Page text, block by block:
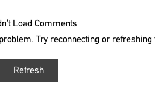
ΑΔΕΔΥ: ΣΤΑΣΗ ΕΡΓΑΣΙΑΣ ΤΡΙΤΗ 14/7 ΑΠΟ
Load Comments
Try reconnecting or refreshing
Refresh